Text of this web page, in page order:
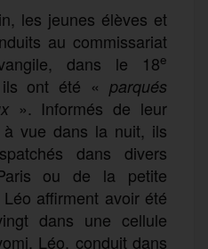
les jeunes élèves et
au commissariat
dans le 18e
ils ont été « parqués
». Informés de leur
vue dans la nuit, ils
dans divers
ou de la petite
affirment avoir été
dans une cellule
Léo, conduit dans